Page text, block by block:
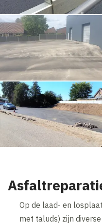
Op de laad- en
met taluds) zijn